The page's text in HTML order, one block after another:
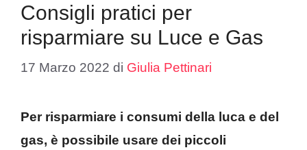
Consigli pratici per
risparmiare su Luce e Gas
17 Marzo 2022 di Giulia Pettinari
Per risparmiare i consumi della luca e del
gas, è possibile usare dei piccoli